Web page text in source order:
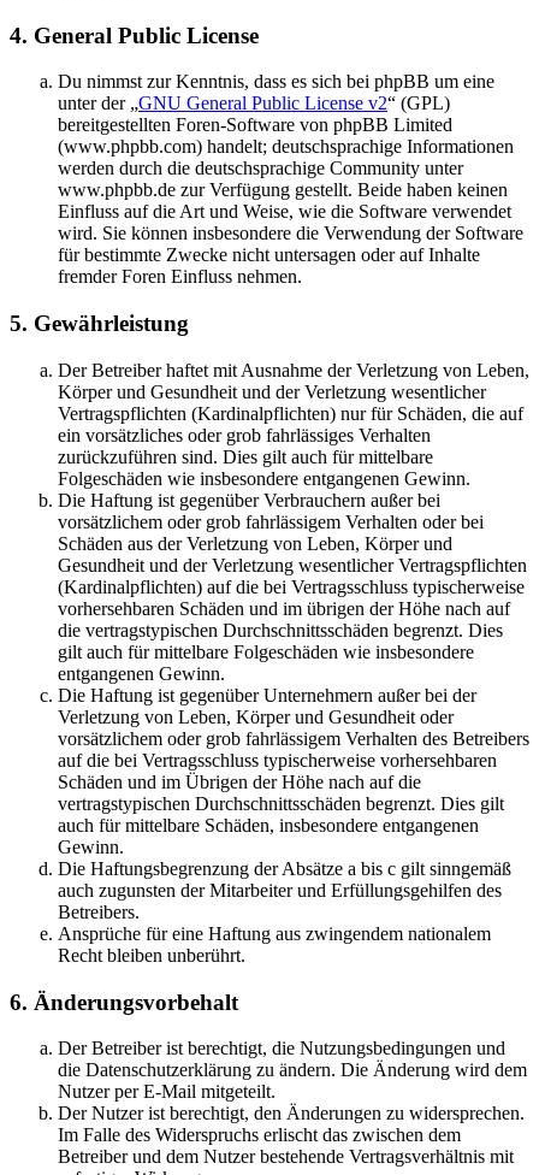
4. General Public License
Du nimmst zur Kenntnis, dass es sich bei phpBB um eine
unter der „GNU General Public License v2“ (GPL)
bereitgestellten Foren-Software von phpBB Limited
(www.phpbb.com) handelt; deutschsprachige Informationen
werden durch die deutschsprachige Community unter
www.phpbb.de zur Verfügung gestellt. Beide haben keinen
Einfluss auf die Art und Weise, wie die Software verwendet
wird. Sie können insbesondere die Verwendung der Software
für bestimmte Zwecke nicht untersagen oder auf Inhalte
fremder Foren Einfluss nehmen.
5. Gewährleistung
Der Betreiber haftet mit Ausnahme der Verletzung von Leben,
Körper und Gesundheit und der Verletzung wesentlicher
Vertragspflichten (Kardinalpflichten) nur für Schäden, die auf
ein vorsätzliches oder grob fahrlässiges Verhalten
zurückzuführen sind. Dies gilt auch für mittelbare
Folgeschäden wie insbesondere entgangenen Gewinn.
Die Haftung ist gegenüber Verbrauchern außer bei
vorsätzlichem oder grob fahrlässigem Verhalten oder bei
Schäden aus der Verletzung von Leben, Körper und
Gesundheit und der Verletzung wesentlicher Vertragspflichten
(Kardinalpflichten) auf die bei Vertragsschluss typischerweise
vorhersehbaren Schäden und im übrigen der Höhe nach auf
die vertragstypischen Durchschnittsschäden begrenzt. Dies
gilt auch für mittelbare Folgeschäden wie insbesondere
entgangenen Gewinn.
Die Haftung ist gegenüber Unternehmern außer bei der
Verletzung von Leben, Körper und Gesundheit oder
vorsätzlichem oder grob fahrlässigem Verhalten des Betreibers
auf die bei Vertragsschluss typischerweise vorhersehbaren
Schäden und im Übrigen der Höhe nach auf die
vertragstypischen Durchschnittsschäden begrenzt. Dies gilt
auch für mittelbare Schäden, insbesondere entgangenen
Gewinn.
Die Haftungsbegrenzung der Absätze a bis c gilt sinngemäß
auch zugunsten der Mitarbeiter und Erfüllungsgehilfen des
Betreibers.
Ansprüche für eine Haftung aus zwingendem nationalem
Recht bleiben unberührt.
6. Änderungsvorbehalt
Der Betreiber ist berechtigt, die Nutzungsbedingungen und
die Datenschutzerklärung zu ändern. Die Änderung wird dem
Nutzer per E-Mail mitgeteilt.
Der Nutzer ist berechtigt, den Änderungen zu widersprechen.
Im Falle des Widerspruchs erlischt das zwischen dem
Betreiber und dem Nutzer bestehende Vertragsverhältnis mit